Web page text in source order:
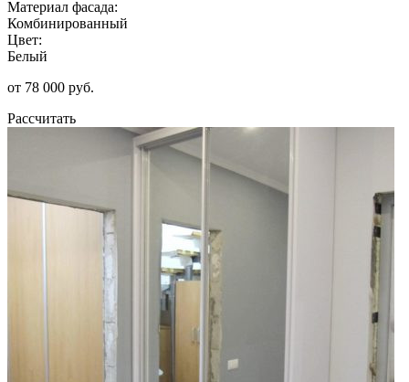
Материал фасада:
Комбинированный
Цвет:
Белый
от 78 000 руб.
Рассчитать